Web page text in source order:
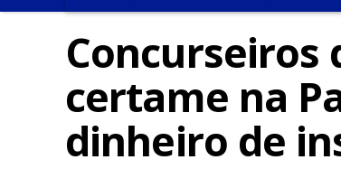
Concurseiros
certame na
dinheiro de